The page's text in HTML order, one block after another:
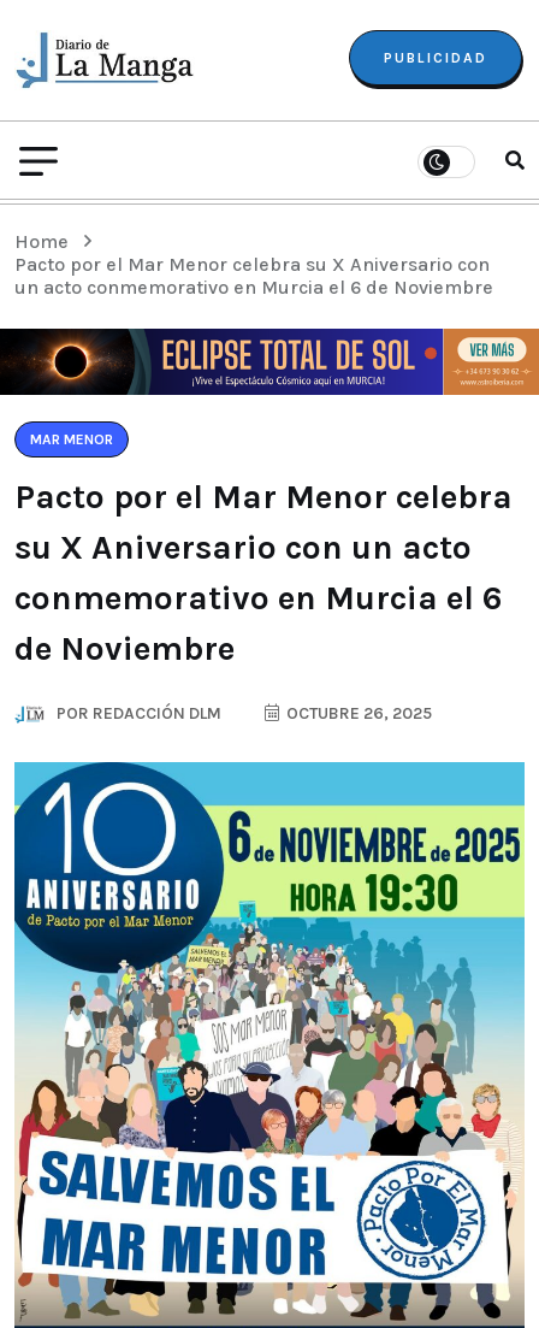
PUBLICIDAD
Home
Pacto por el Mar Menor celebra su X Aniversario con
un acto conmemorativo en Murcia el 6 de Noviembre
MAR MENOR
Pacto por el Mar Menor celebra
su X Aniversario con un acto
conmemorativo en Murcia el 6
de Noviembre
POR REDACCIÓN DLM OCTUBRE 26, 2025